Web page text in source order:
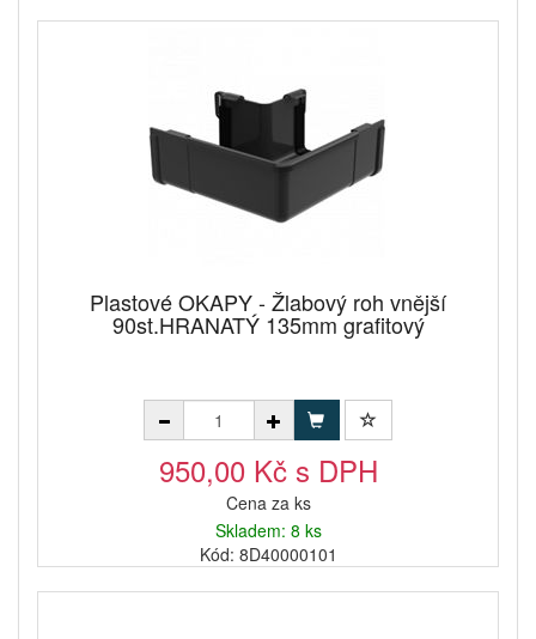
Plastové OKAPY - Žlabový roh vnější
90st.HRANATÝ 135mm grafitový
950,00 Kč s DPH
Cena za ks
Skladem: 8 ks
Kód: 8D40000101